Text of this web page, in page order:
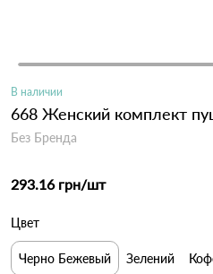
В наличии
668 Женский комплект
Без Бренда
293.16 грн/шт
Цвет
Черно Бежевый Зелений